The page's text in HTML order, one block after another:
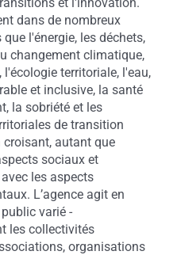
dans de nombreux
l'énergie, les déchets,
changement climatique,
territoriale, l'eau,
et inclusive, la santé
la sobriété et les
de transition
croisant, autant que
sociaux et
les aspects
L’agence agit en
varié -
les collectivités
organisations